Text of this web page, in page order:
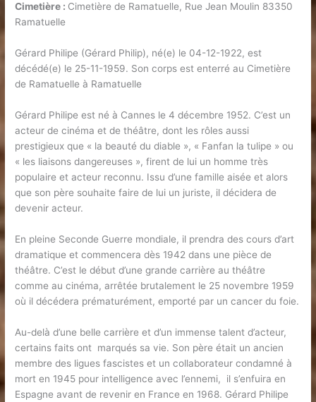
Cimetière : Cimetière de Ramatuelle, Rue Jean Moulin 83350
Ramatuelle
Gérard Philipe (Gérard Philip), né(e) le 04-12-1922, est
décédé(e) le 25-11-1959. Son corps est enterré au Cimetière
de Ramatuelle à Ramatuelle
Gérard Philipe est né à Cannes le 4 décembre 1952. C’est un
acteur de cinéma et de théâtre, dont les rôles aussi
prestigieux que « la beauté du diable », « Fanfan la tulipe » ou
« les liaisons dangereuses », firent de lui un homme très
populaire et acteur reconnu. Issu d’une famille aisée et alors
que son père souhaite faire de lui un juriste, il décidera de
devenir acteur.
En pleine Seconde Guerre mondiale, il prendra des cours d’art
dramatique et commencera dès 1942 dans une pièce de
théâtre. C’est le début d’une grande carrière au théâtre
comme au cinéma, arrêtée brutalement le 25 novembre 1959
où il décédera prématurément, emporté par un cancer du foie.
Au-delà d’une belle carrière et d’un immense talent d’acteur,
certains faits ont marqués sa vie. Son père était un ancien
membre des ligues fascistes et un collaborateur condamné à
mort en 1945 pour intelligence avec l’ennemi, il s’enfuira en
Espagne avant de revenir en France en 1968. Gérard Philipe